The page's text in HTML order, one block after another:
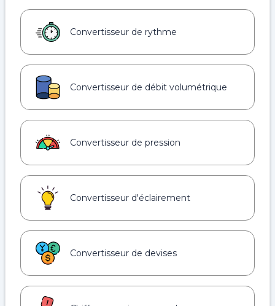
Convertisseur de rythme
Convertisseur de débit volumétrique
Convertisseur de pression
Convertisseur d'éclairement
Convertisseur de devises